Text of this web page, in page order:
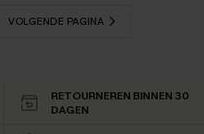
VOLGENDE PAGINA
RETOURNEREN BINNEN 30
DAGEN